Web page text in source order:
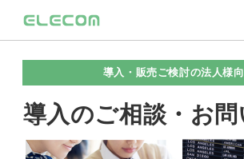
導入・販売ご検討の法人様
導入のご相談・お